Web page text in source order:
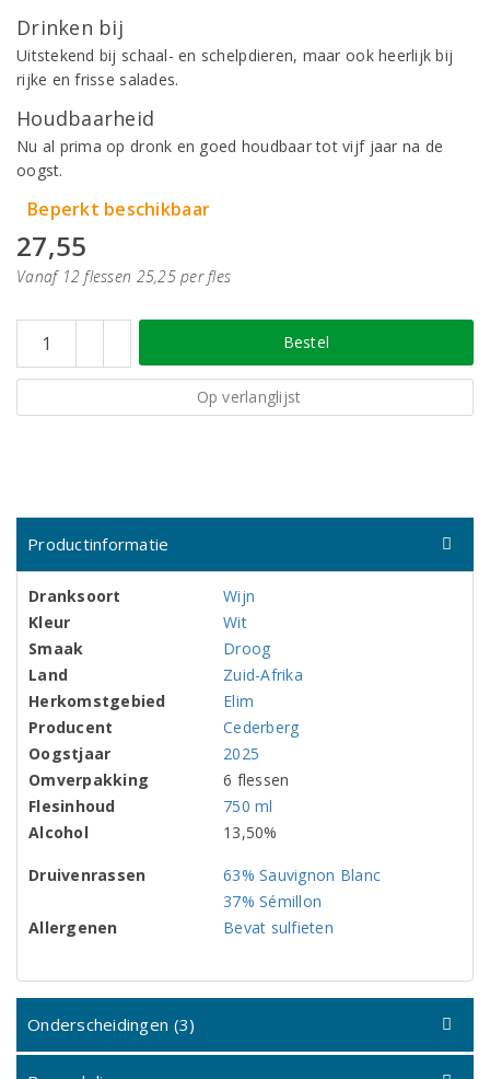
Drinken bij
Uitstekend bij schaal- en schelpdieren, maar ook heerlijk bij
rijke en frisse salades.
Houdbaarheid
Nu al prima op dronk en goed houdbaar tot vijf jaar na de
oogst.
Beperkt beschikbaar
27,55
Vanaf 12 flessen 25,25 per fles
Bestel
Op verlanglijst
Productinformatie
Dranksoort
Wijn
Kleur
Wit
Smaak
Droog
Land
Zuid-Afrika
Herkomstgebied
Elim
Producent
Cederberg
Oogstjaar
2025
Omverpakking
6 flessen
Flesinhoud
750 ml
Alcohol
13,50%
Druivenrassen
63% Sauvignon Blanc
37% Sémillon
Allergenen
Bevat sulfieten
Onderscheidingen (3)